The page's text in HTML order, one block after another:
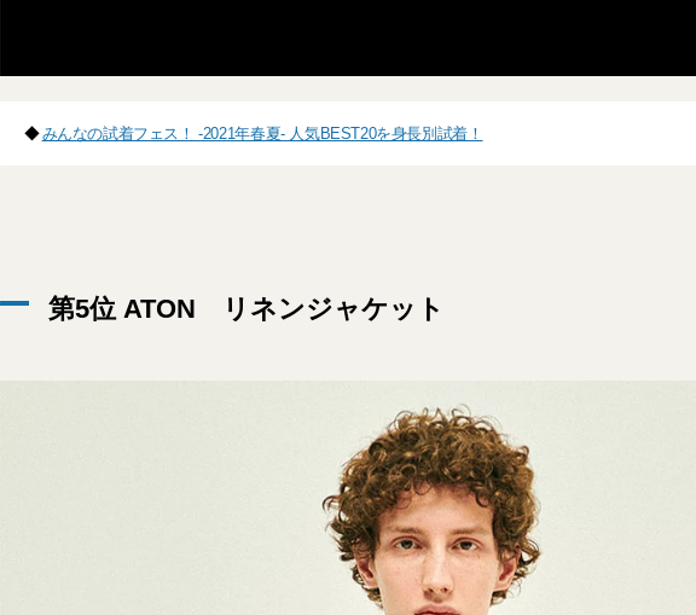
◆みんなの試着フェス！ -2021年春夏- 人気BEST20を身長別試着！
第5位 ATON リネンジャケット